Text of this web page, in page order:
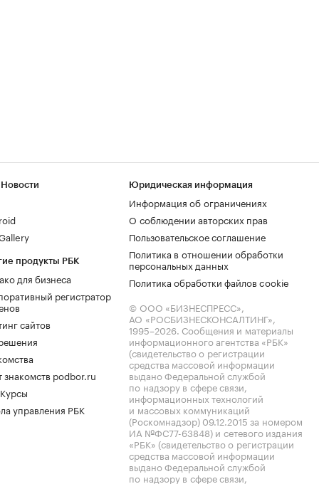
продукты РБК
для бизнеса
регистратор
сайтов
знакомств podbor.ru
управления РБК
Юридическая информация
Информация об ограничениях
О соблюдении авторских прав
Пользовательское соглашение
Политика в отношении обработки
персональных данных
Политика обработки файлов cookie
© ООО «БИЗНЕСПРЕСС»,
АО «РОСБИЗНЕСКОНСАЛТИНГ»,
1995–2026. Сообщения и материалы
информационного агентства «РБК»
(свидетельство о регистрации
средства массовой информации
выдано Федеральной службой
по надзору в сфере связи,
информационных технологий
и массовых коммуникаций
(Роскомнадзор) 09.12.2015 за номером
ИА №ФС77-63848) и сетевого издания
«РБК» (свидетельство о регистрации
средства массовой информации
выдано Федеральной службой
по надзору в сфере связи,